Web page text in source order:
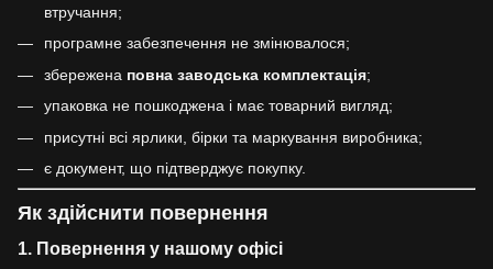
втручання;
програмне забезпечення не змінювалося;
збережена повна заводська комплектація;
упаковка не пошкоджена і має товарний вигляд;
присутні всі ярлики, бірки та маркування виробника;
є документ, що підтверджує покупку.
Як здійснити повернення
1. Повернення у нашому офісі